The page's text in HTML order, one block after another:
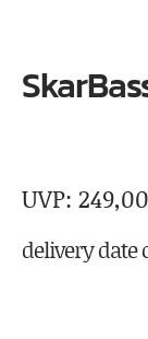
249,00
delivery date